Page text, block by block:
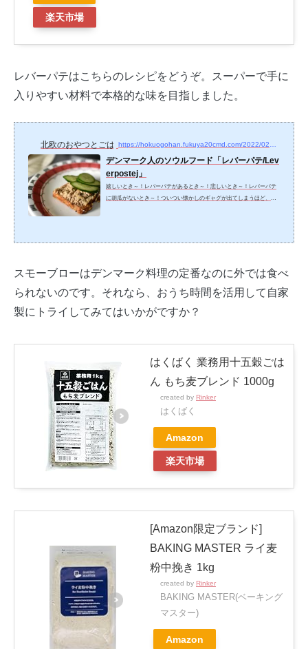
楽天市場
レバーパテはこちらのレシピをどうぞ。スーパーで手に
入りやすい材料で本格的な味を目指しました。
北欧のおやつとごはん
デンマーク人のソウルフード「レバーパテ/Lev
erpostej」
嬉しいとき～！レバーパテがあるとき～！悲しいとき～！レバーパテ
に胡瓜がないとき～！ついつい懐かしのギャグが出てしまうほど、デ
だったデンマーク人が狂喜し「レバーパテには胡瓜が必要」と買いに
きぶりはあっけにとられるほど。特に胡瓜、胡瓜と力説する姿には
スモーブローはデンマーク料理の定番なのに外では食べ
られないのです。それなら、おうち時間を活用して自家
製にトライしてみてはいかがですか？
はくばく 業務用十五穀ごは
ん もち麦ブレンド 1000g
created by Rinker
はくばく
Amazon
楽天市場
[Amazon限定ブランド]
BAKING MASTER ライ麦
粉中挽き 1kg
created by Rinker
BAKING MASTER(ベーキング
マスター)
Amazon